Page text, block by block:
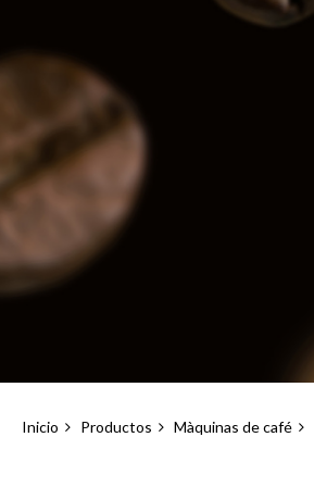
Inicio Productos Màquinas de café